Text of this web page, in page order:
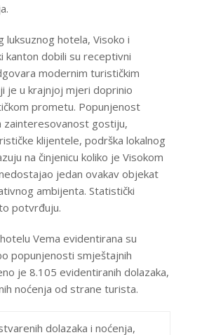
luksuznog hotela, Visoko i
kanton dobili su receptivni
modernim turističkim
je u krajnjoj mjeri doprinio
prometu. Popunjenost
zainteresovanost gostiju,
klijentele, podrška lokalnog
na činjenicu koliko je Visokom
jedan ovakav objekat
ambijenta. Statistički
potvrđuju.
Vema evidentirana su
popunjenosti smještajnih
je 8.105 evidentiranih dolazaka,
noćenja od strane turista.
dolazaka i noćenja,